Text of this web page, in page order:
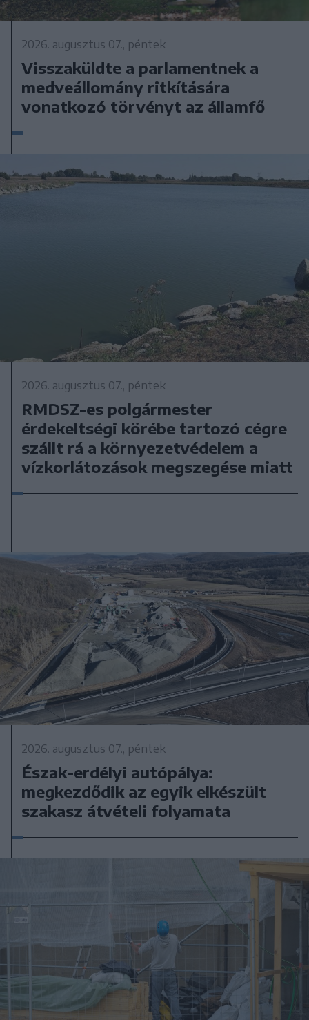
2026. augusztus 07., péntek
Visszaküldte a parlamentnek a
medveállomány ritkítására
vonatkozó törvényt az államfő
2026. augusztus 07., péntek
RMDSZ-es polgármester
érdekeltségi körébe tartozó cégre
szállt rá a környezetvédelem a
vízkorlátozások megszegése miatt
2026. augusztus 07., péntek
Észak-erdélyi autópálya:
megkezdődik az egyik elkészült
szakasz átvételi folyamata